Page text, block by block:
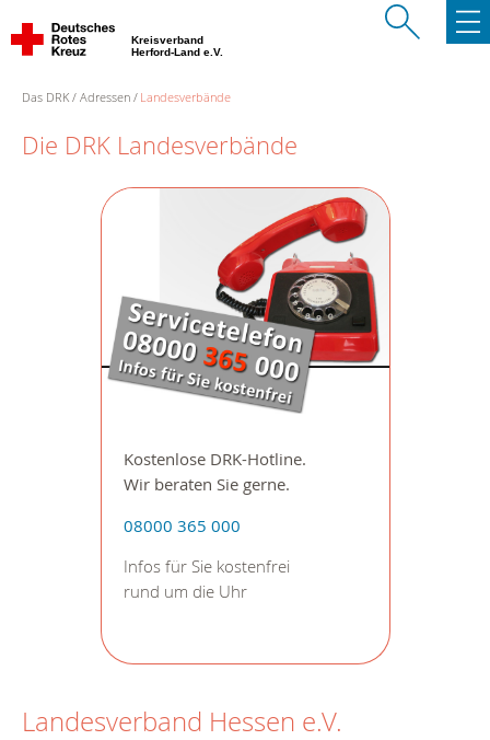
Kreisverband
Herford-Land e.V.
Das DRK Adressen Landesverbände
Die DRK Landesverbände
Kostenlose DRK-Hotline.
Wir beraten Sie gerne.
08000 365 000
Infos für Sie kostenfrei
rund um die Uhr
Landesverband Hessen e.V.